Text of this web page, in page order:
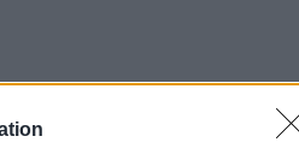
ευρώ ανά τ.μ. για